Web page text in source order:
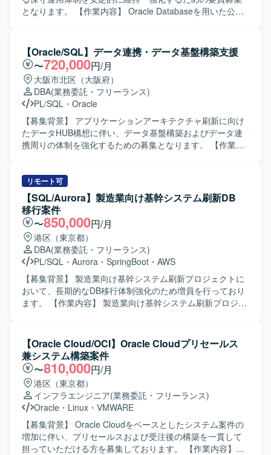
となります。 【作業内容】 Oracle Databaseを用いた公共
因調査および復旧対応、バックアップ・リカバリ作業、ロ
グ解析などを行っていただきます。 パフォーマンスが低下
したSQLの特定およびチューニング、インデックス設計や
実行計画の確認・調整もお任せいたします。 Data Guardや
RAC構成環境での切り替え対応や状態監視、Linux/UNIX環
境での基本的なOS操作とOracle関連ログの確認・解析も発
生いたします。 【求める人物像】 チームメンバーと連携し
ながらこまめに報告・連絡・相談ができる方を求めており
ます。 手順やルールを守りつつも、状況に応じて柔軟に判
持って安定運用に取り組める方を歓迎いたします。 【ポジ
ションの魅力】 公共インフラ領域のミッションクリティカ
ルなシステムに携わることで、社会基盤を支える経験を積
むことができます。 大規模なOracle Database環境やData
Guard、RAC構成など、エンタープライズレベルの技術要
素に継続的に触れることができます。 データベース運用だ
けでなく、パフォーマンスチューニングや構成の理解を通
じて専門性を高めていくことが可能です。 【開発環境】
Oracle Databaseを中心とした環境で、Data GuardやRAC
を用いた構成となっております。 OSはLinux/UNIX系環境を
利用しており、各種ログ解析や監視ツールを組み合わせた
【Oracle/SQL】データ連携・データ基盤構築支援
〜720,000円/月
大阪市北区（大阪府）
DBA(業務委託・フリーランス)
PL/SQL ・ Oracle
【募集背景】 アプリケーションアーキテクチャ刷新に向け
たデータHUB構想に伴い、データ基盤構築およびデータ連
携周りの体制を強化するための募集となります。 【作業内
ストアドプロシージャ／ファンクションの設計・実装を担
当していただきます。 ・カーソル処理・例外処理・トラン
ザクション制御、および索引設計や実行計画確認などの性
能チューニングを実施していただきます。 ・DataSpider、
Informatica、Talend、SSIS、Synclogic等のETL／データ連
携ツールを用いたジョブ設計～実装～運用を行っていただ
きます。 ・バッチ処理の設計およびスケジューラとの連携
設定を行っていただきます。 ・JDBC/ODBCコネクタや
SaaS連携製品を用いた接続設定・マッピング・ジョブ定義
を行っていただきます。 ・JOIN・集約・サブクエリを含む
SQLの読解／作成およびテーブル設計（正規化／非正規
的に課題を発見し解決に取り組んでいただける方を求めて
います。 ・関連メンバーとコミュニケーションを取りなが
ら、ドキュメントや仕様を整理しつつ着実に作業を進めて
いただける方を想定しています。 【ポジションの魅力】 ・
データHUB構想の基盤づくりに携わることで、データ連
携・データ基盤領域における上流から実装まで一連の経験
を積むことができます。 ・OracleDBおよび各種ETLツール
を用いた大規模なデータ連携の実務経験を通じて、SQLチ
ューニングやデータモデリングのスキルを高めていただけ
ます。 【開発環境】 ・OracleDB／PL/SQL ・各種ETL／デ
リモート可
【SQL/Aurora】製造業向け基幹システム刷新DB
移行案件
〜850,000円/月
港区（東京都）
DBA(業務委託・フリーランス)
PL/SQL ・ Aurora ・ SpringBoot ・ AWS
【募集背景】 製造業向け基幹システム刷新プロジェクトに
おいて、長期的なDB移行体制強化のため増員を行っており
ます。 【作業内容】 製造業向け基幹システム刷新プロジェ
グ、データ修正（データクレンジング）、移行ツールの作
成・改修、チューニング対応などを行っていただきます。
また、要件定義からテストまで一貫して携わっていただき
ます。 【求める人物像】 データモデルを正しく理解し、主
体的にデータ移行設計から実装・検証まで対応できる方を
求めております。チームメンバーと協調しながら、責任感
を持って長期的にプロジェクトへ参画いただける方が望ま
しいです。 【ポジションの魅力】 大規模な基幹システム刷
新プロジェクトにおいて、DB移行領域を上流からテストま
で一貫して担当できるため、データ移行に関するスキルを
【Oracle Cloud/OCI】Oracle Cloudプリセールス
兼システム構築案件
〜810,000円/月
港区（東京都）
インフラエンジニア(業務委託・フリーランス)
Oracle ・ Linux ・ VMWARE
【募集背景】 Oracle Cloudをベースとしたシステム案件の
増加に伴い、プリセールスおよび受注後の構築を一貫して
担っていただける方を募集しております。 【作業内容】